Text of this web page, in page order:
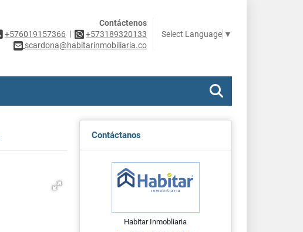
Contáctenos
+576019157366 |
+573189320133
scardona@habitarinmobiliaria.co
Select Language ▼
Contáctanos
Habitar Inmobliaria